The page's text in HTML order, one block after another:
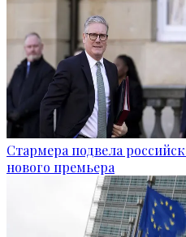
Стармера подвела
нового премьера